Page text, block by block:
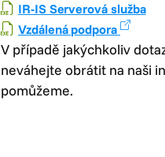
IR-IS Serverová služba
Vzdálená podpora
V případě jakýchkoliv
neváhejte obrátit na naši
pomůžeme.